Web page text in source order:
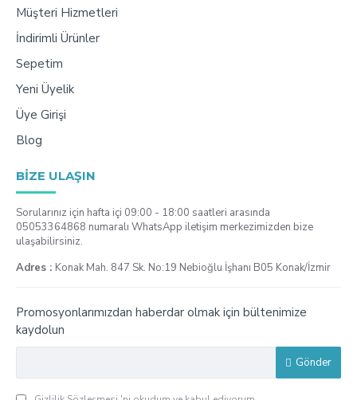
Müşteri Hizmetleri
İndirimli Ürünler
Sepetim
Yeni Üyelik
Üye Girişi
Blog
BIZE ULAŞIN
Sorularınız için hafta içi 09:00 - 18:00 saatleri arasında
05053364868 numaralı WhatsApp iletişim merkezimizden bize
ulaşabilirsiniz.
Adres : Konak Mah. 847 Sk. No:19 Nebioğlu İşhanı B05 Konak/İzmir
Promosyonlarımızdan haberdar olmak için bültenimize
kaydolun
Gönder